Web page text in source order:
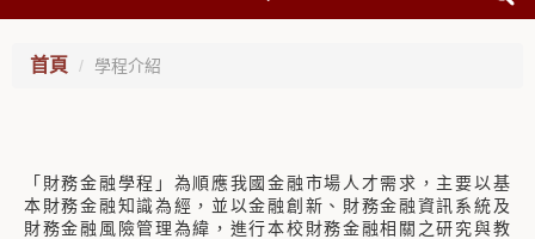
首頁 學程介紹
「財務金融學程」為順應我國金融市場人才需求，主要以基
本財務金融知識為經，並以金融創新、財務金融資訊系統及
財務金融風險管理為緯，進行本校財務金融相關之研究與教